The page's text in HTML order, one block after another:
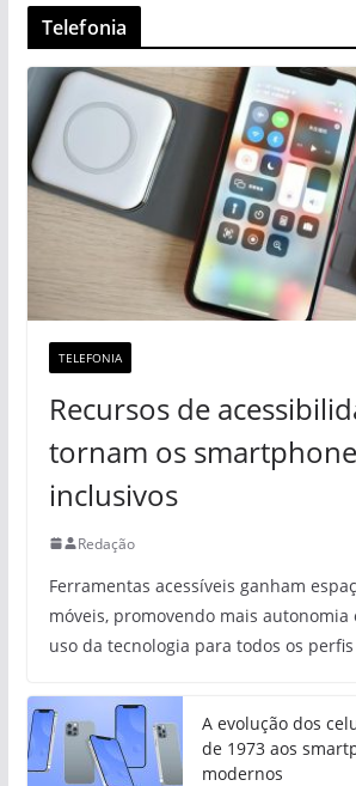
Telefonia
TELEFONIA
Recursos de
tornam os
inclusivos
Redação
Ferramentas acessíveis ganham
móveis, promovendo mais
uso da tecnologia para todos os perfis
A evolução dos
de 1973 aos
modernos